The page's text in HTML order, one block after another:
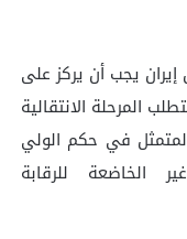
يجب أن يركز على
المرحلة الانتقالية
في حكم الولي
الخاضعة للرقابة